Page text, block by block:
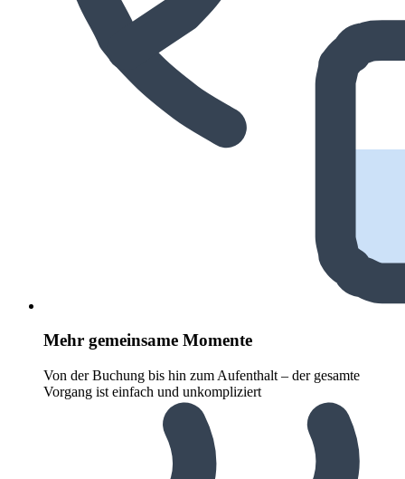
Mehr gemeinsame Momente
Von der Buchung bis hin zum Aufenthalt – der gesamte
Vorgang ist einfach und unkompliziert